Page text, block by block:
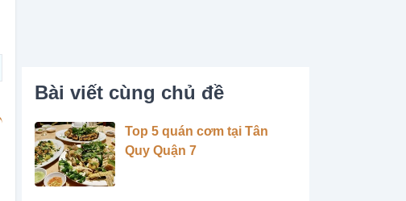
Bài viết cùng chủ đề
Top 5 quán cơm tại Tân
Quy Quận 7